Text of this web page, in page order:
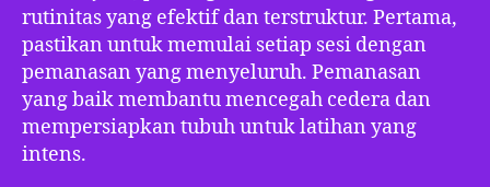
rutinitas yang efektif dan terstruktur. Pertama,
pastikan untuk memulai setiap sesi dengan
pemanasan yang menyeluruh. Pemanasan
yang baik membantu mencegah cedera dan
mempersiapkan tubuh untuk latihan yang
intens.